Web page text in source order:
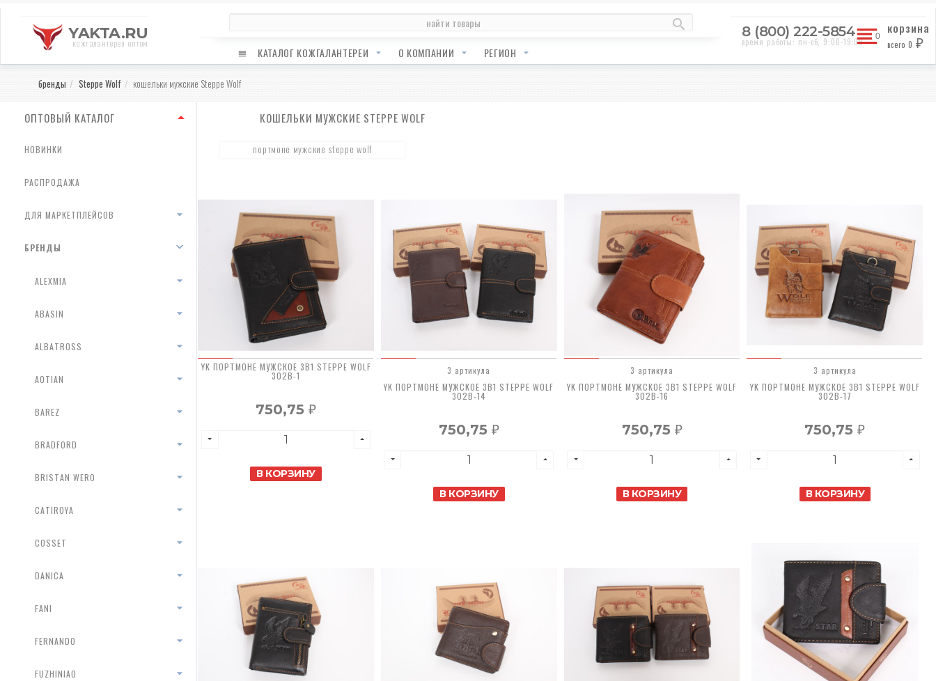
YAKTA.RU
кожгалантерея оптом
КАТАЛОГ КОЖГАЛАНТЕРЕИ О КОМПАНИИ РЕГИОН
8 (800) 222-5854
время работы: пн-сб, 9:00-19:00
корзина
всего 0 ₽
бренды Steppe Wolf кошельки мужские Steppe Wolf
ОПТОВЫЙ КАТАЛОГ
НОВИНКИ
РАСПРОДАЖА
ДЛЯ МАРКЕТПЛЕЙСОВ
БРЕНДЫ
ALEXMIA
ABASIN
ALBATROSS
AOTIAN
BAREZ
BRADFORD
BRISTAN WERO
CATIROYA
COSSET
DANICA
FANI
FERNANDO
FUZHINIAO
КОШЕЛЬКИ МУЖСКИЕ STEPPE WOLF
портмоне мужские steppe wolf
YK ПОРТМОНЕ МУЖСКОЕ 3В1 STEPPE WOLF
302B-1
750,75₽
В КОРЗИНУ
3 артикула
YK ПОРТМОНЕ МУЖСКОЕ 3В1 STEPPE WOLF
302B-14
750,75 ₽
В КОРЗИНУ
3 артикула
YK ПОРТМОНЕ МУЖСКОЕ 3В1 STEPPE WOLF
302B-16
750,75 ₽
В КОРЗИНУ
3 артикула
YK ПОРТМОНЕ МУЖСКОЕ 3В1 STEPPE WOLF
302B-17
750,75₽
В КОРЗИНУ